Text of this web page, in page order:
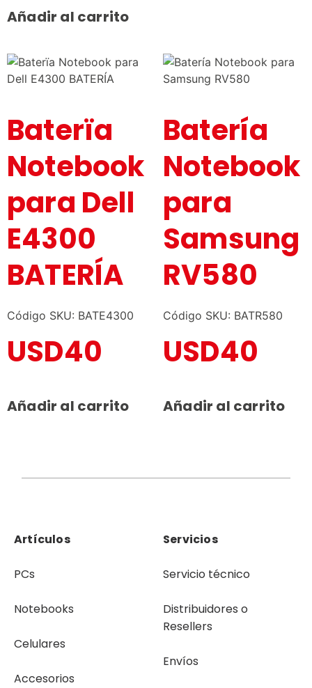
Añadir al carrito
Baterïa
Notebook
para Dell
E4300
BATERÍA
Código SKU: BATE4300
USD40
Añadir al carrito
Batería
Notebook
para
Samsung
RV580
Código SKU: BATR580
USD40
Añadir al carrito
Artículos
PCs
Notebooks
Celulares
Accesorios
Servicios
Servicio técnico
Distribuidores o
Resellers
Envíos